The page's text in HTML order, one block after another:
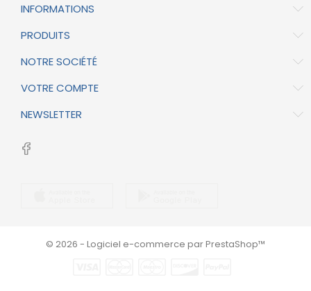
INFORMATIONS
PRODUITS
NOTRE SOCIÉTÉ
VOTRE COMPTE
NEWSLETTER
© 2026 - Logiciel e-commerce par PrestaShop™